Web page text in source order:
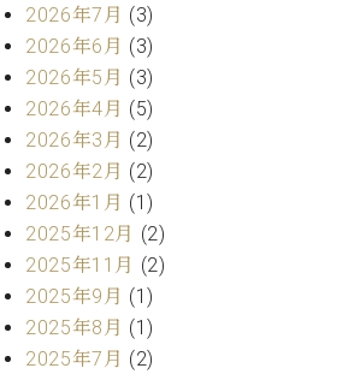
タ
イ
ン
レ
ジ
デ
ン
ス
C.
ベ
ヒ
シ
ノ
製
造
番
号
タ
イ
を
弾
く
前
に
ベ
ヒ
ュ
タ
ャ
ン
ペ
ー
ン
コ
ン
ー
ト
レ
店
舗・
サ
ロ
ン・
調
に
学
ぶ
方
ま
大
歓
迎。
ベヒ
シュ
タイ
ン・
会
社
2026年7月 (3)
2026年6月 (3)
2026年5月 (3)
2026年4月 (5)
2026年3月 (2)
2026年2月 (2)
2026年1月 (1)
2025年12月 (2)
2025年11月 (2)
2025年9月 (1)
2025年8月 (1)
2025年7月 (2)